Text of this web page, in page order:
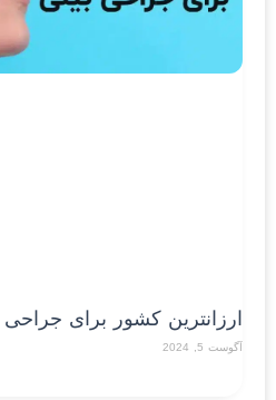
ارزان‎ترین کشور برای جراحی بینی در دنیا
آگوست 5, 2024